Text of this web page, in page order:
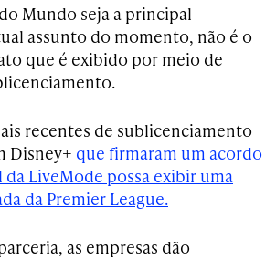
Mundo seja a principal
assunto do momento, não é o
que é exibido por meio de
recentes de sublicenciamento
Disney+ que firmaram um acordo
da LiveMode possa exibir uma
da Premier League.
as empresas dão